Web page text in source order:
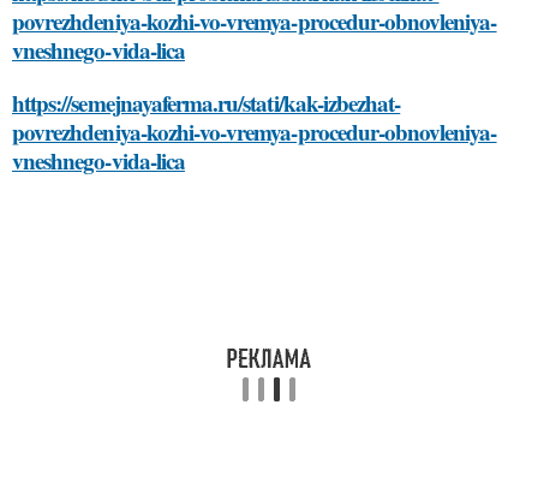
povrezhdeniya-kozhi-vo-vremya-procedur-obnovleniya-
vneshnego-vida-lica
https://semejnayaferma.ru/stati/kak-izbezhat-
povrezhdeniya-kozhi-vo-vremya-procedur-obnovleniya-
vneshnego-vida-lica